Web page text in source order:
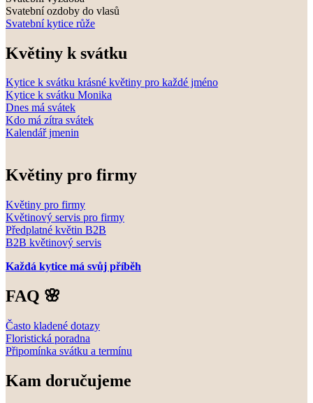
Svatební ozdoby do vlasů
Svatební kytice růže
Květiny k svátku
Kytice k svátku krásné květiny pro každé jméno
Kytice k svátku Monika
Dnes má svátek
Kdo má zítra svátek
Kalendář jmenin
Květiny pro firmy
Květiny pro firmy
Květinový servis pro firmy
Předplatné květin B2B
B2B květinový servis
Každá kytice má svůj příběh
FAQ 🌸
Často kladené dotazy
Floristická poradna
Připomínka svátku a termínu
Kam doručujeme